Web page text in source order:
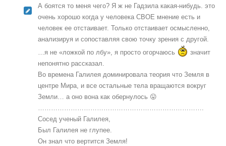
А боятся то меня чего? Я ж не Гадзила какая-нибудь. это
очень хорошо когда у человека СВОЕ мнение есть и
человек ее отстаивает. Только отстаивает осмысленно,
анализируя и сопоставляя свою точку зрения с другой.
…я не «ложкой по лбу», я просто огорчаюсь
значит
непонятно рассказал.
Во времена Галилея доминировала теория что Земля в
центре Мира, и все остальные тела вращаются вокруг
Земли… а оно вона как обернулось 😛
………………………………………………………………….
Сосед ученый Галилея,
Был Галилея не глупее.
Он знал что вертится Земля!